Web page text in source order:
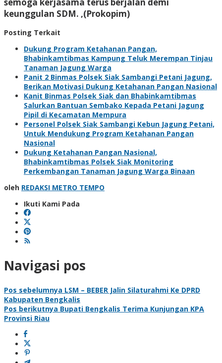
keunggulan SDM. ,(Prokopim)
Posting Terkait
Dukung Program Ketahanan Pangan,
Bhabinkamtibmas Kampung Teluk Merempan Tinjau
Tanaman Jagung Warga
Panit 2 Binmas Polsek Siak Sambangi Petani Jagung,
Berikan Motivasi Dukung Ketahanan Pangan Nasional
Kanit Binmas Polsek Siak dan Bhabinkamtibmas
Salurkan Bantuan Sembako Kepada Petani Jagung
Pipil di Kecamatan Mempura
Personel Polsek Siak Sambangi Kebun Jagung Petani,
Untuk Mendukung Program Ketahanan Pangan
Nasional
Dukung Ketahanan Pangan Nasional,
Bhabinkamtibmas Polsek Siak Monitoring
Perkembangan Tanaman Jagung Warga Binaan
oleh REDAKSI METRO TEMPO
Ikuti Kami Pada
Navigasi pos
Pos sebelumnya LSM – BEBER Jalin Silaturahmi Ke DPRD
Kabupaten Bengkalis
Pos berikutnya Bupati Bengkalis Terima Kunjungan KPA
Provinsi Riau